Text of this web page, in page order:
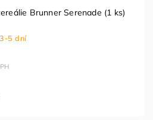
Brunner Serenade (1 ks)
5 dní